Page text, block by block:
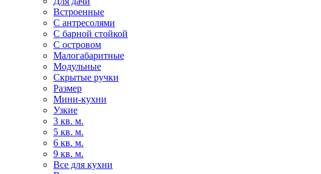
Встроенные
С антресолями
С барной стойкой
С островом
Малогабаритные
Модульные
Скрытые ручки
Размер
Мини-кухни
Узкие
3 кв. м.
5 кв. м.
6 кв. м.
9 кв. м.
Все для кухни